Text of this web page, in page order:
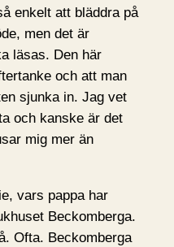
enkelt att bläddra på
men det är
läsas. Den här
och att man
sjunka in. Jag vet
och kanske är det
mig mer än
vars pappa har
Beckomberga.
Ofta. Beckomberga